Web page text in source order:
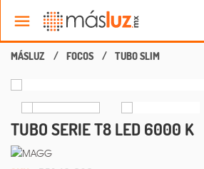
FOCOS TUBO SLIM
TUBO SERIE T8 LED 6000 K